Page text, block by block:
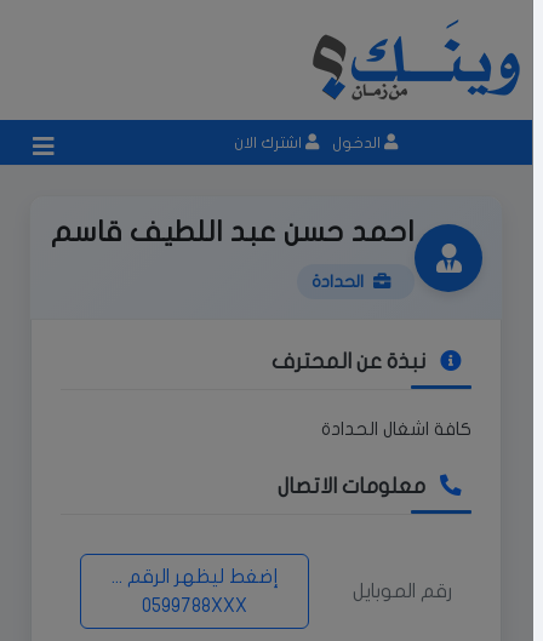
الدخول اشترك الان
احمد حسن عبد اللطيف قاسم
الحدادة
نبذة عن المحترف
كافة اشغال الحدادة
معلومات الاتصال
رقم الموبايل
إضغط ليظهر الرقم ...
0599788XXX